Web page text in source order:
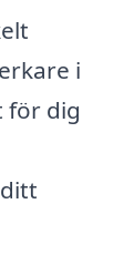
i
för dig